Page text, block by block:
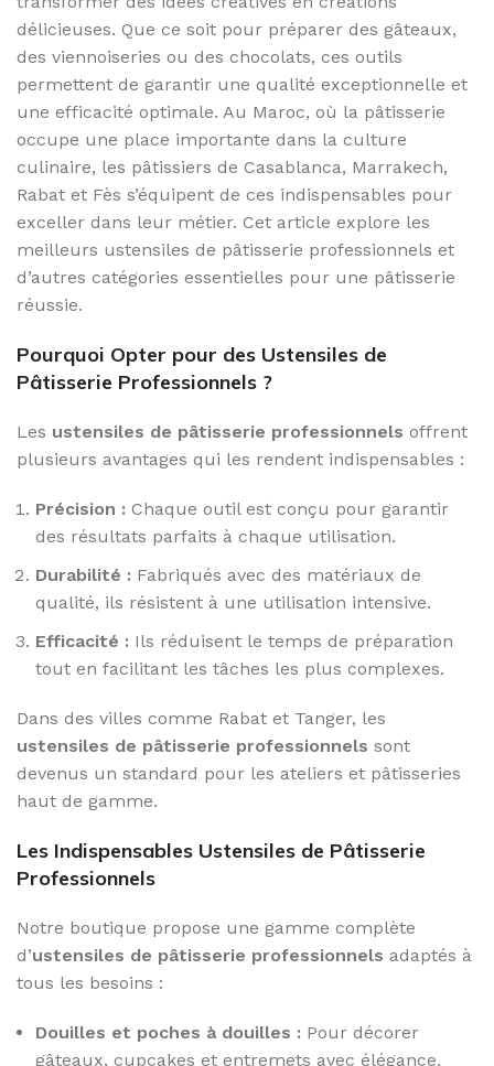
délicieuses. Que ce soit pour préparer des gâteaux,
des viennoiseries ou des chocolats, ces outils
permettent de garantir une qualité exceptionnelle et
une efficacité optimale. Au Maroc, où la pâtisserie
occupe une place importante dans la culture
culinaire, les pâtissiers de Casablanca, Marrakech,
Rabat et Fès s’équipent de ces indispensables pour
exceller dans leur métier. Cet article explore les
meilleurs ustensiles de pâtisserie professionnels et
d’autres catégories essentielles pour une pâtisserie
réussie.
Pourquoi Opter pour des Ustensiles de
Pâtisserie Professionnels ?
Les ustensiles de pâtisserie professionnels offrent
plusieurs avantages qui les rendent indispensables :
Précision : Chaque outil est conçu pour garantir
des résultats parfaits à chaque utilisation.
Durabilité : Fabriqués avec des matériaux de
qualité, ils résistent à une utilisation intensive.
Efficacité : Ils réduisent le temps de préparation
tout en facilitant les tâches les plus complexes.
Dans des villes comme Rabat et Tanger, les
ustensiles de pâtisserie professionnels sont
devenus un standard pour les ateliers et pâtisseries
haut de gamme.
Les Indispensables Ustensiles de Pâtisserie
Professionnels
Notre boutique propose une gamme complète
d’ustensiles de pâtisserie professionnels adaptés à
tous les besoins :
Douilles et poches à douilles : Pour décorer
gâteaux, cupcakes et entremets avec élégance.